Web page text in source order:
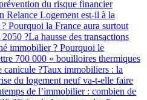
du risque financier
Relance Logement est-il à la
Pourquoi la France aura surtout
2050 ?La hausse des transactions
immobilier ? Pourquoi le
700 000 « bouilloires thermiques
canicule ?Taux immobiliers : la
du logement neuf va-t-elle faire
de l’immobilier : combien de